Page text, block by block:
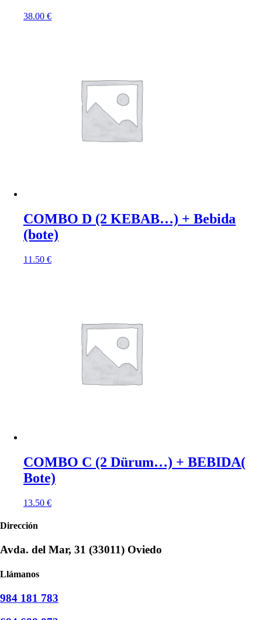
38.00 €
COMBO D (2 KEBAB…) + Bebida
(bote)
11.50 €
COMBO C (2 Dürum…) + BEBIDA(
Bote)
13.50 €
Dirección
Avda. del Mar, 31 (33011) Oviedo
Llámanos
984 181 783